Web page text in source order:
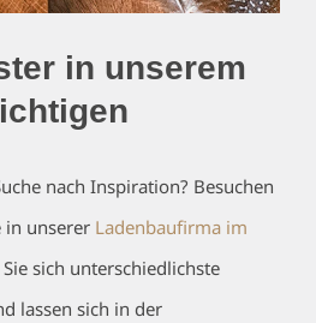
in unserem
nach Inspiration? Besuchen
in unserer Ladenbaufirma im
Sie sich unterschiedlichste
lassen sich in der